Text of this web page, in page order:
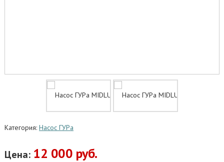
Категория: Насос ГУРа
Цена: 12 000 руб.